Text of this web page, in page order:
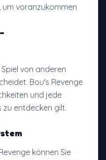
voranzukommen
von anderen
Bou's Revenge
und jede
zu entdecken gilt.
können Sie